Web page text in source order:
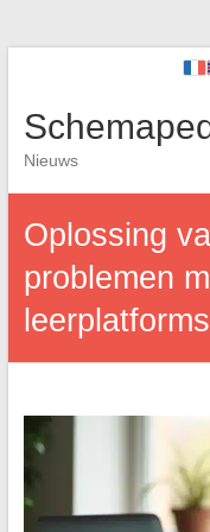
Nieuws
Oplossing
problemen
leerplatforms